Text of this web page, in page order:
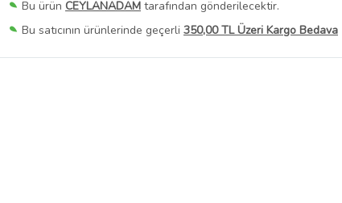
Bu ürün CEYLANADAM tarafından gönderilecektir.
Bu satıcının ürünlerinde geçerli 350,00 TL Üzeri Kargo Bedava
Bu SatıcınınTüm Ürünlerini Görüntüle